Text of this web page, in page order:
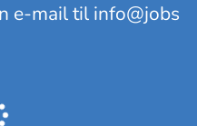
e-mail til info@jobs